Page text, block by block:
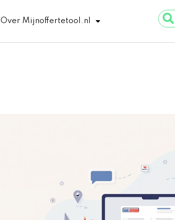
Over Mijnoffertetool.nl
...